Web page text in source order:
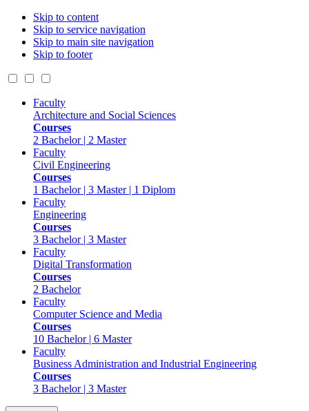
Skip to content
Skip to service navigation
Skip to main site navigation
Skip to footer
Faculty
Architecture and Social Sciences
Courses
2 Bachelor | 2 Master
Faculty
Civil Engineering
Courses
1 Bachelor | 3 Master | 1 Diplom
Faculty
Engineering
Courses
3 Bachelor | 3 Master
Faculty
Digital Transformation
Courses
2 Bachelor
Faculty
Computer Science and Media
Courses
10 Bachelor | 6 Master
Faculty
Business Administration and Industrial Engineering
Courses
3 Bachelor | 3 Master